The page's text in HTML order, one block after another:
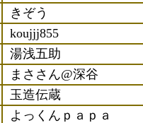
きぞう
koujjj855
湯浅五助
まささん@深谷
玉造伝蔵
よっくんｐａｐａ